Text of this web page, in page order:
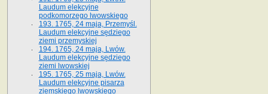
Laudum elekcyjne
podkomorzego lwowskiego
193. 1765, 24 maja, Przemyśl.
Laudum elekcyjne sędziego
ziemi przemyskiej
194. 1765, 24 maja, Lwów.
Laudum elekcyjne sędziego
ziemi lwowskiej
195. 1765, 25 maja, Lwów.
Laudum elekcyjne pisarza
ziemskiego lwowskiego